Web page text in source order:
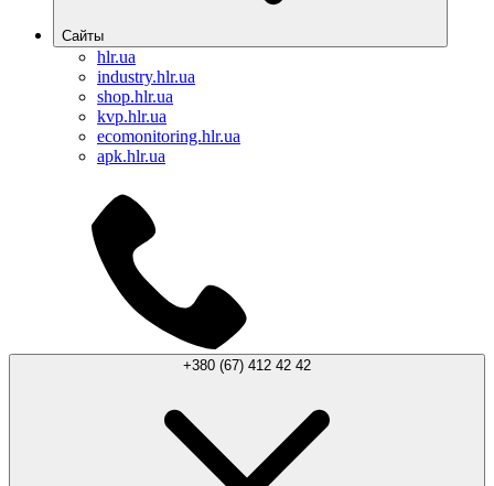
Сайты
hlr.ua
industry.hlr.ua
shop.hlr.ua
kvp.hlr.ua
ecomonitoring.hlr.ua
apk.hlr.ua
+380 (67) 412 42 42